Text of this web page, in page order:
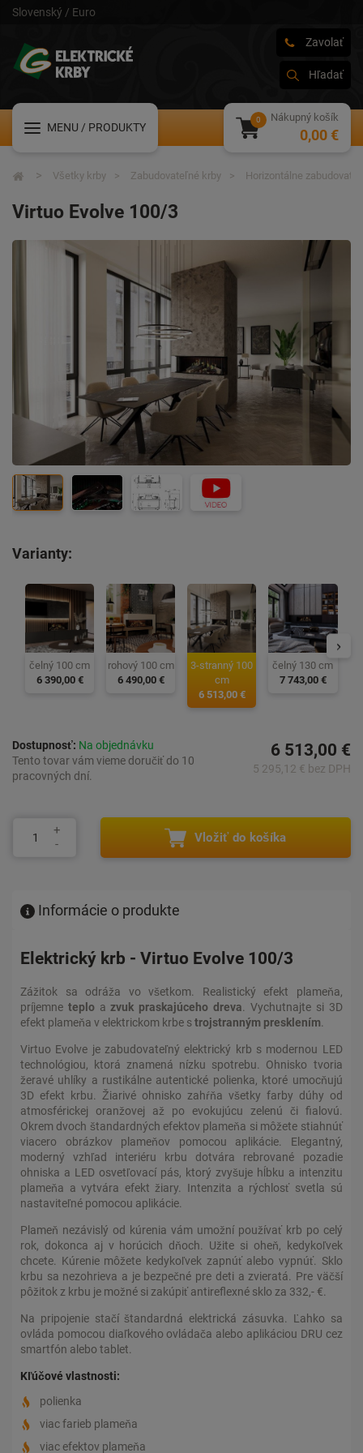
Slovenský / Euro
Zavolať
Hľadať
MENU / PRODUKTY
Nákupný košík
0,00 €
Virtuo Evolve 100/3
Varianty:
čelný 100 cm
6 390,00 €
rohový 100 cm
6 490,00 €
3-stranný 100
cm
6 513,00 €
čelný 130 cm
7 743,00 €
Dostupnosť: Na objednávku
Tento tovar vám vieme doručiť do 10
pracovných dní.
6 513,00 €
5 295,12 € bez DPH
Vložiť do košíka
Informácie o produkte
Elektrický krb - Virtuo Evolve 100/3
Zážitok sa odráža vo všetkom. Realistický efekt plameňa,
príjemne teploazvuk praskajúceho dreva . Vychutnajte si 3D
efekt plameňa v elektrickom krbe strojstranným presklením
Virtuo Evolve je zabudovateľný elektrický krb s modernou LED
technológiou, ktorá znamená nízku spotrebu. Ohnisko tvoria
žeravé uhlíky a rustikálne autentické polienka, ktoré umocňujú
3D efekt krbu. Žiarivé ohnisko zahŕňa všetky farby dúhy od
atmosférickej oranžovej až po evokujúcu zelenú či fialovú.
Okrem dvoch štandardných efektov plameňa si môžete stiahnúť
viacero obrázkov plameňov pomocou aplikácie. Elegantný,
moderný vzhľad interiéru krbu dotvára rebrované pozadie
ohniska a LED osvetľovací pás, ktorý zvyšuje hĺbku a intenzitu
plameňa a vytvára efekt žiary. Intenzita a rýchlosť svetla sú
nastaviteľné pomocou aplikácie.
Plameň nezávislý od kúrenia vám umožní používať krb po celý
rok, dokonca aj v horúcich dňoch. Užite si oheň, kedykoľvek
chcete. Kúrenie môžete kedykoľvek zapnúť alebo vypnúť. Sklo
krbu sa nezohrieva a je bezpečné pre deti a zvieratá. Pre väčší
pôžitok z krbu je možné si zakúpiť antireflexné sklo za 332,- €.
Na pripojenie stačí štandardná elektrická zásuvka. Ľahko sa
ovláda pomocou diaľkového ovládača alebo aplikáciou DRU cez
smartfón alebo tablet.
Kľúčové vlastnosti:
polienka
viac farieb plameňa
viac efektov plameňa
Všetky krby Zabudovateľné krby Horizontálne